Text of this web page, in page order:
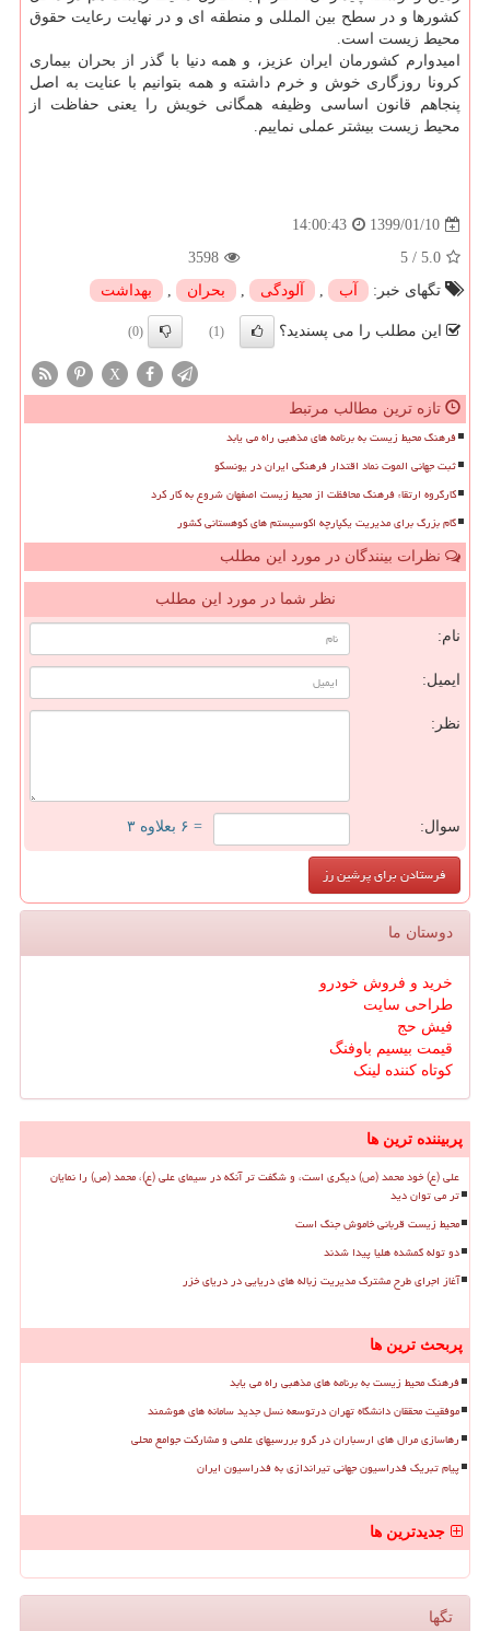
كشورها و در سطح بین المللی و منطقه ای و در نهایت رعایت حقوق
محیط زیست است.
امیدوارم كشورمان ایران عزیز، و همه دنیا با گذر از بحران بیماری
كرونا روزگاری خوش و خرم داشته و همه بتوانیم با عنایت به اصل
پنجاهم قانون اساسی وظیفه همگانی خویش را یعنی حفاظت از
محیط زیست بیشتر عملی نماییم.
1399/01/10
14:00:43
5.0
/
5
3598
تگهای خبر:
آب , آلودگی , بحران , بهداشت
این مطلب را می پسندید؟ (1)
(0)
X
تازه ترین مطالب مرتبط
فرهنگ محیط زیست به برنامه های مذهبی راه می یابد
ثبت جهانی الموت نماد اقتدار فرهنگی ایران در یونسکو
کارگروه ارتقاء فرهنگ محافظت از محیط زیست اصفهان شروع به کار کرد
گام بزرگ برای مدیریت یکپارچه اکوسیستم های کوهستانی کشور
نظرات بینندگان در مورد این مطلب
نظر شما در مورد این مطلب
نام:
ایمیل:
نظر:
سوال: = ۶ بعلاوه ۳
دوستان ما
خرید و فروش خودرو
طراحی سایت
فیش حج
قیمت بیسیم باوفنگ
کوتاه کننده لینک
پربیننده ترین ها
علی (ع) خود محمد (ص) دیگری است، و شگفت تر آنکه در سیمای علی (ع)، محمد (ص) را نمایان
تر می توان دید
محیط زیست قربانی خاموش جنگ است
دو توله گمشده هلیا پیدا شدند
آغاز اجرای طرح مشترک مدیریت زباله های دریایی در دریای خزر
پربحث ترین ها
فرهنگ محیط زیست به برنامه های مذهبی راه می یابد
موفقیت محققان دانشگاه تهران درتوسعه نسل جدید سامانه های هوشمند
رهاسازی مرال های ارسباران در گرو بررسیهای علمی و مشارکت جوامع محلی
پیام تبریک فدراسیون جهانی تیراندازی به فدراسیون ایران
جدیدترین ها
تگها